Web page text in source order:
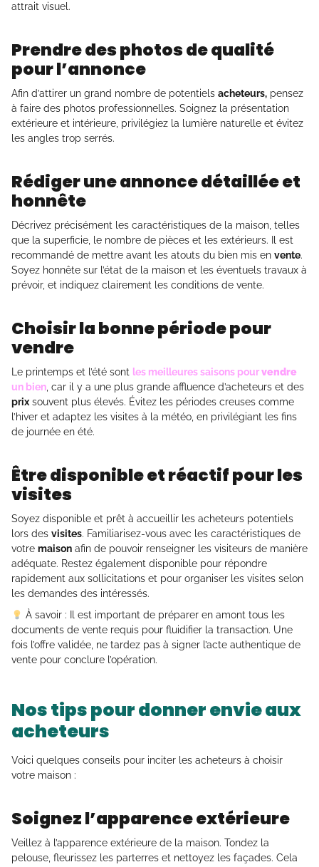
attrait visuel.
Prendre des photos de qualité
pour l’annonce
Afin d’attirer un grand nombre de potentiels acheteurs, pensez
à faire des photos professionnelles. Soignez la présentation
extérieure et intérieure, privilégiez la lumière naturelle et évitez
les angles trop serrés.
Rédiger une annonce détaillée et
honnête
Décrivez précisément les caractéristiques de la maison, telles
que la superficie, le nombre de pièces et les extérieurs. Il est
recommandé de mettre avant les atouts du bien mis en vente.
Soyez honnête sur l’état de la maison et les éventuels travaux à
prévoir, et indiquez clairement les conditions de vente.
Choisir la bonne période pour
vendre
Le printemps et l’été sont les meilleures saisons pourvendre
un bien, car il y a une plus grande affluence d’acheteurs et des
prixsouvent plus élevés. Évitez les périodes creuses comme
l’hiver et adaptez les visites à la météo, en privilégiant les fins
de journée en été.
Être disponible et réactif pour les
visites
Soyez disponible et prêt à accueillir les acheteurs potentiels
lors des visites. Familiarisez-vous avec les caractéristiques de
votre maison afin de pouvoir renseigner les visiteurs de manière
adéquate. Restez également disponible pour répondre
rapidement aux sollicitations et pour organiser les visites selon
les demandes des intéressés.
À savoir : Il est important de préparer en amont tous les
documents de vente requis pour fluidifier la transaction. Une
fois l’offre validée, ne tardez pas à signer l’acte authentique de
vente pour conclure l’opération.
Nos tips pour donner envie aux
acheteurs
Voici quelques conseils pour inciter les acheteurs à choisir
votre maison :
Soignez l’apparence extérieure
Veillez à l’apparence extérieure de la maison. Tondez la
pelouse, fleurissez les parterres et nettoyez les façades. Cela